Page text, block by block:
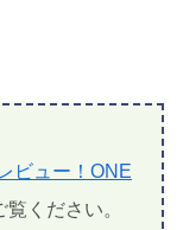
ビュー！ONE
覧ください。